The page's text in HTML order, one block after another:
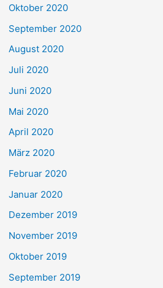
Oktober 2020
September 2020
August 2020
Juli 2020
Juni 2020
Mai 2020
April 2020
März 2020
Februar 2020
Januar 2020
Dezember 2019
November 2019
Oktober 2019
September 2019